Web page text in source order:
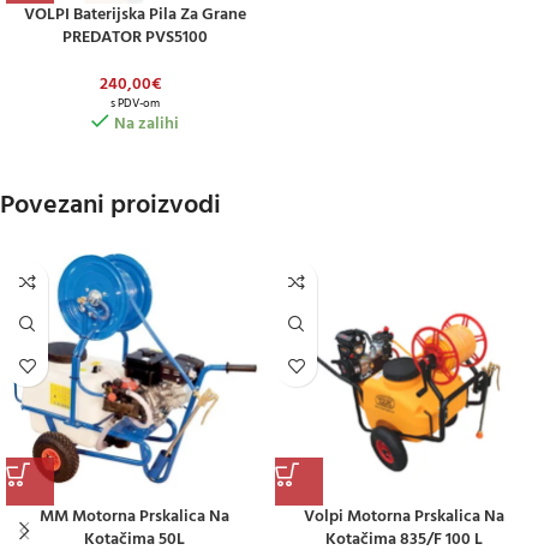
VOLPI Baterijska Pila Za Grane
PREDATOR PVS5100
240,00€
s PDV-om
Na zalihi
Povezani proizvodi
MM Motorna Prskalica Na
Kotačima 50L
Volpi Motorna Prskalica Na
Kotačima 835/F 100 L